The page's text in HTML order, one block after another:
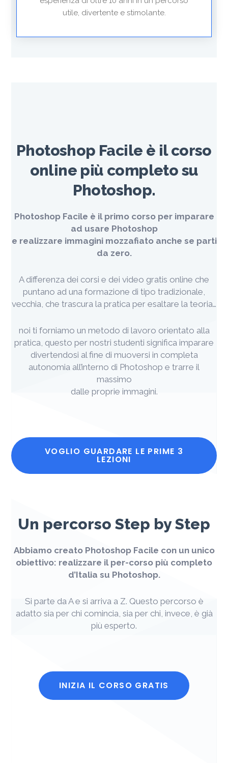
utile, divertente e stimolante.
Photoshop Facile è il corso
online più completo su
Photoshop.
Photoshop Facile è il primo corso per imparare
ad usare Photoshop
e realizzare immagini mozzafiato anche se parti
da zero.
A differenza dei corsi e dei video gratis online che
puntano ad una formazione di tipo tradizionale,
vecchia, che trascura la pratica per esaltare la teoria…
noi ti forniamo un metodo di lavoro orientato alla
pratica, questo per nostri studenti significa imparare
divertendosi al fine di muoversi in completa
autonomia all’interno di Photoshop e trarre il
massimo
dalle proprie immagini.
VOGLIO GUARDARE LE PRIME 3
LEZIONI
Un percorso Step by Step
Abbiamo creato Photoshop Facile con un unico
obiettivo: realizzare il per-corso più completo
d’Italia su Photoshop.
Si parte da A e si arriva a Z. Questo percorso è
adatto sia per chi comincia, sia per chi, invece, è già
più esperto.
INIZIA IL CORSO GRATIS